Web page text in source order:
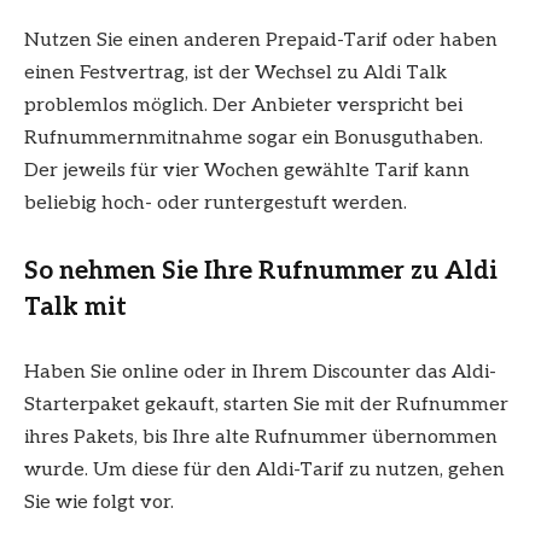
Nutzen Sie einen anderen Prepaid-Tarif oder haben
einen Festvertrag, ist der Wechsel zu Aldi Talk
problemlos möglich. Der Anbieter verspricht bei
Rufnummernmitnahme sogar ein Bonusguthaben.
Der jeweils für vier Wochen gewählte Tarif kann
beliebig hoch- oder runtergestuft werden.
So nehmen Sie Ihre Rufnummer zu Aldi
Talk mit
Haben Sie online oder in Ihrem Discounter das Aldi-
Starterpaket gekauft, starten Sie mit der Rufnummer
ihres Pakets, bis Ihre alte Rufnummer übernommen
wurde. Um diese für den Aldi-Tarif zu nutzen, gehen
Sie wie folgt vor.